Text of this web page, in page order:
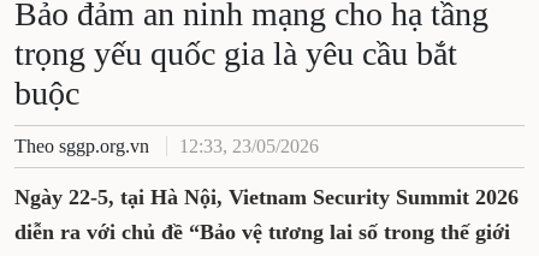
Bảo đảm an ninh mạng cho hạ tầng
trọng yếu quốc gia là yêu cầu bắt
buộc
Theo sggp.org.vn 12:33, 23/05/2026
Ngày 22-5, tại Hà Nội, Vietnam Security Summit 2026
diễn ra với chủ đề “Bảo vệ tương lai số trong thế giới